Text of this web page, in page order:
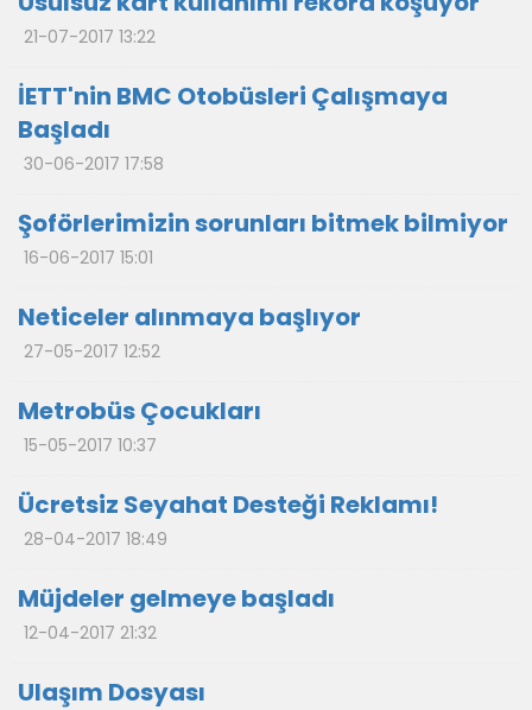
21-07-2017 13:22
İETT'nin BMC Otobüsleri Çalışmaya
Başladı
30-06-2017 17:58
Şoförlerimizin sorunları bitmek bilmiyor
16-06-2017 15:01
Neticeler alınmaya başlıyor
27-05-2017 12:52
Metrobüs Çocukları
15-05-2017 10:37
Ücretsiz Seyahat Desteği Reklamı!
28-04-2017 18:49
Müjdeler gelmeye başladı
12-04-2017 21:32
Ulaşım Dosyası